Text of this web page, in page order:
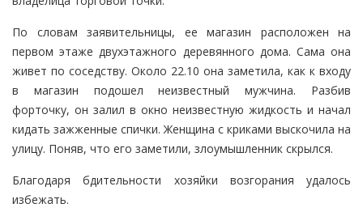
По словам заявительницы, ее магазин расположен на
первом этаже двухэтажного деревянного дома. Сама она
живет по соседству. Около 22.10 она заметила, как к входу
в магазин подошел неизвестный мужчина. Разбив
форточку, он залил в окно неизвестную жидкость и начал
кидать зажженные спички. Женщина с криками выскочила на
улицу. Поняв, что его заметили, злоумышленник скрылся.
Благодаря бдительности хозяйки возгорания удалось
избежать.